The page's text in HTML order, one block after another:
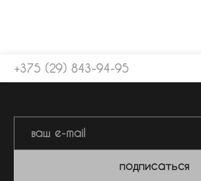
+375 (29) 843-94-95
подписаться